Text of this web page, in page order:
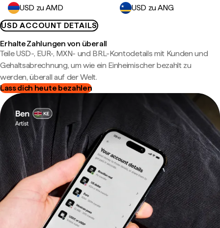
USD zu AMD
USD zu ANG
USD ACCOUNT DETAILS
Erhalte Zahlungen von überall
Teile USD-, EUR-, MXN- und BRL-Kontodetails mit Kunden und
Gehaltsabrechnung, um wie ein Einheimischer bezahlt zu
werden, überall auf der Welt.
Lass dich heute bezahlen